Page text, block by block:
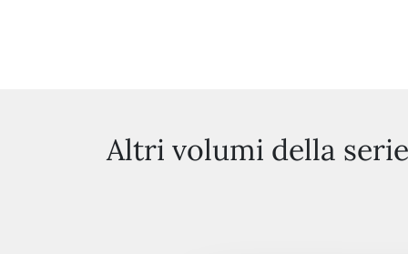
Altri volumi della serie